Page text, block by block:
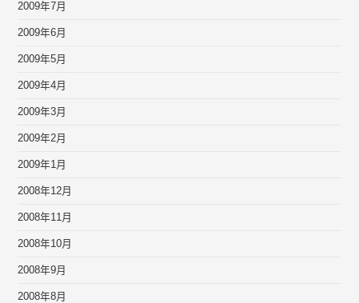
2009年7月
2009年6月
2009年5月
2009年4月
2009年3月
2009年2月
2009年1月
2008年12月
2008年11月
2008年10月
2008年9月
2008年8月